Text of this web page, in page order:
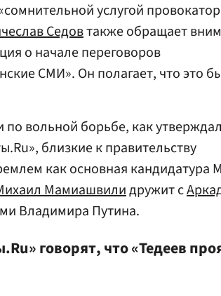
услугой
Седовтакже обращает
о начале переговоров
СМИ». Он полагает, что это
вольной борьбе, как
близкие к правительству
как основная кандидатура
Мамиашвилидружит с
Владимира Путина.
говорят, что «Тедеев